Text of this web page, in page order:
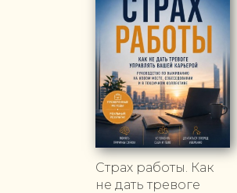
Страх работы. Как
не дать тревоге